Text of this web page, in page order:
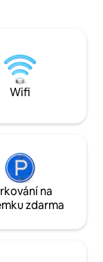
města, tento
kombinací
pobyt v Praze.
Wifi
na
zdarma